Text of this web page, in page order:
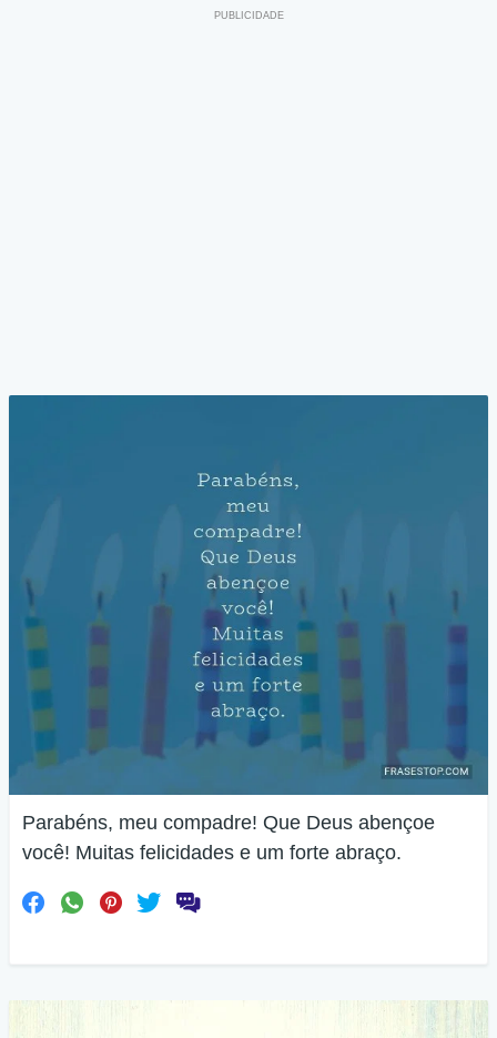
Parabéns, meu compadre! Que Deus abençoe
você! Muitas felicidades e um forte abraço.